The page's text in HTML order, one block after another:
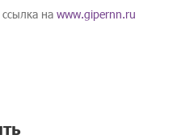
ссылка наwww.gipernn.ru